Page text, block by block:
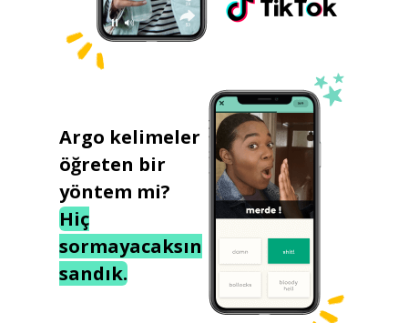
Argo kelimeler
öğreten bir
yöntem mi?
Hiç
sormayacaksın
sandık.